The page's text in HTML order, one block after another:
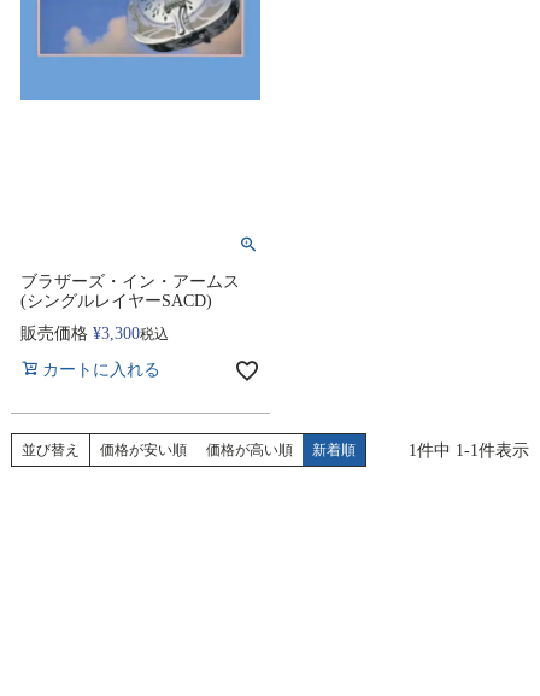
ブラザーズ・イン・アームス
(シングルレイヤーSACD)
販売価格 ¥3,300税込
カートに入れる
並び替え 価格が安い順 価格が高い順 新着順 1件中 1-1件表示